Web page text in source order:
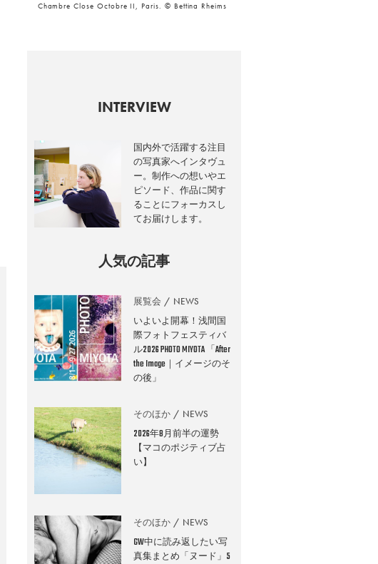
Chambre Close Octobre II, Paris. © Bettina Rheims
INTERVIEW
国内外で活躍する注目
の写真家へインタヴュ
ー。制作への想いやエ
ピソード、作品に関す
ることにフォーカスし
てお届けします。
人気の記事
展覧会 NEWS
いよいよ開幕！浅間国
際フォトフェスティバ
ル2026 PHOTO MIYOTA 「After
the Image｜イメージのそ
の後」
そのほか NEWS
2026年8月前半の運勢
【マコのポジティブ占
い】
そのほか NEWS
GW中に読み返したい写
真集まとめ「ヌード」5